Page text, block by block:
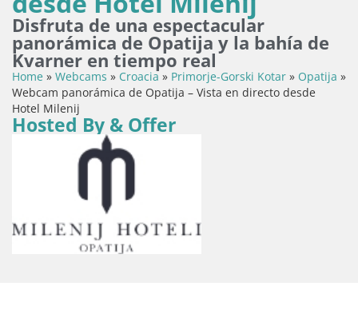
Disfruta de una espectacular
panorámica de Opatija y la bahía de
Kvarner en tiempo real
Home » Webcams » Croacia » Primorje-Gorski Kotar » Opatija »
Webcam panorámica de Opatija – Vista en directo desde
Hotel Milenij
Hosted By & Offer